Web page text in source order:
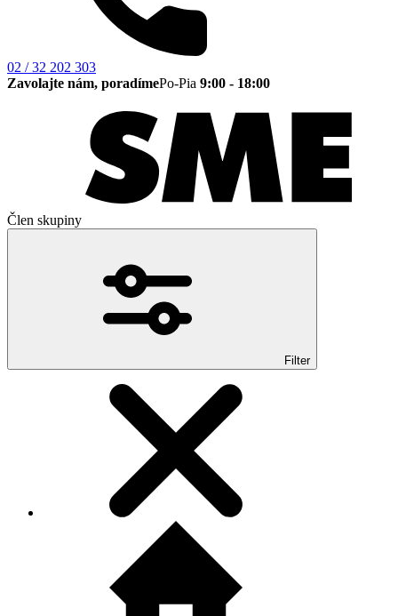
02 / 32 202 303
Zavolajte nám, poradímePo-Pia 9:00 - 18:00
Člen skupiny
Filter